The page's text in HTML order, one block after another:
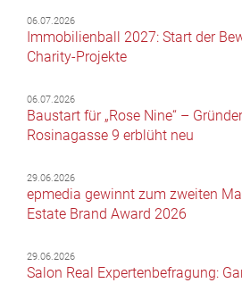
06.07.2026
Immobilienball 2027: Start der
Charity-Projekte
06.07.2026
Baustart für „Rose Nine“ –
Rosinagasse 9 erblüht neu
29.06.2026
epmedia gewinnt zum zweiten
Estate Brand Award 2026
29.06.2026
Salon Real Expertenbefragung: